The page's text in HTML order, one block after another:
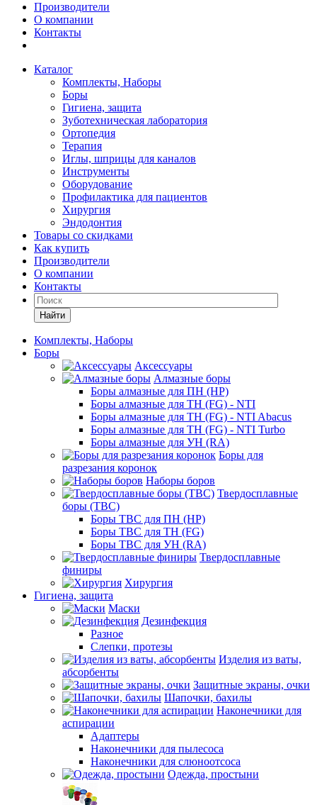
Производители
О компании
Контакты
Каталог
Комплекты, Наборы
Боры
Гигиена, защита
Зуботехническая лаборатория
Ортопедия
Терапия
Иглы, шприцы для каналов
Инструменты
Оборудование
Профилактика для пациентов
Хирургия
Эндодонтия
Товары со скидками
Как купить
Производители
О компании
Контакты
Найти
Комплекты, Наборы
Боры
Аксессуары
Алмазные боры
Боры алмазные для ПН (HP)
Боры алмазные для ТН (FG) - NTI
Боры алмазные для ТН (FG) - NTI Abacus
Боры алмазные для ТН (FG) - NTI Turbo
Боры алмазные для УН (RA)
Боры для
разрезания коронок
Наборы боров
Твердосплавные
боры (ТВС)
Боры ТВС для ПН (HP)
Боры ТВС для ТН (FG)
Боры ТВС для УН (RA)
Твердосплавные
финиры
Хирургия
Гигиена, защита
Маски
Дезинфекция
Разное
Слепки, протезы
Изделия из ваты,
абсорбенты
Защитные экраны, очки
Шапочки, бахилы
Наконечники для
аспирации
Адаптеры
Наконечники для пылесоса
Наконечники для слюноотсоса
Одежда, простыни